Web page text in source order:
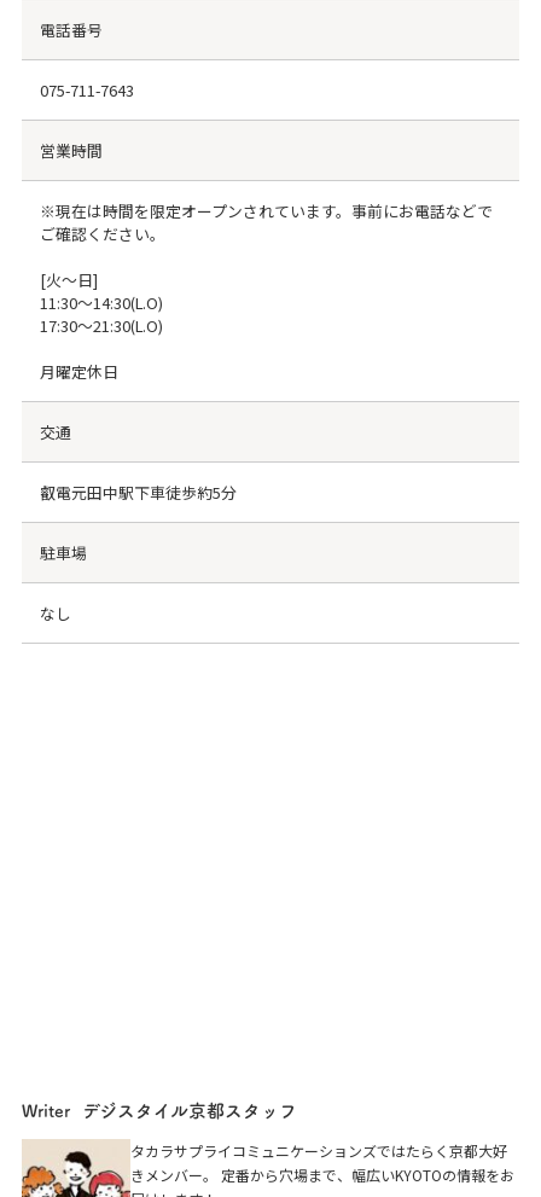
電話番号
075-711-7643
営業時間
※現在は時間を限定オープンされています。事前にお電話などで
ご確認ください。
[火～日]
11:30～14:30(L.O)
17:30～21:30(L.O)
月曜定休日
交通
叡電元田中駅下車徒歩約5分
駐車場
なし
Writer デジスタイル京都スタッフ
タカラサプライコミュニケーションズではたらく京都大好
きメンバー。 定番から穴場まで、幅広いKYOTOの情報をお